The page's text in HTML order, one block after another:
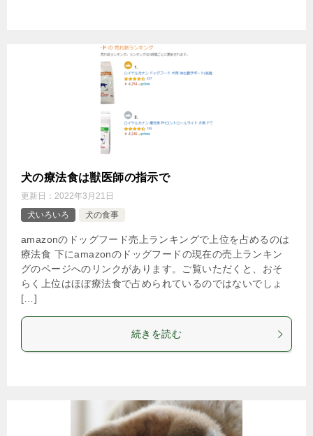
犬の療法食は獣医師の指示で
更新日： 2022年3月21日
犬いろいろ
犬の食事
amazonのドッグフード売上ランキングで上位を占めるのは
療法食 下にamazonのドッグフードの現在の売上ランキン
グのページへのリンクがあります。ご覧いただくと、おそ
らく上位はほぼ療法食で占められているのではないでしょ
[…]
続きを読む